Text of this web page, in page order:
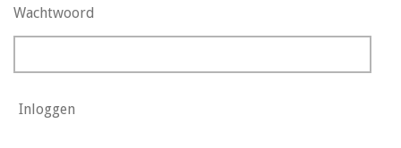
Wachtwoord
Inloggen